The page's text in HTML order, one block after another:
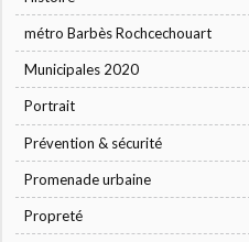
métro Barbès Rochcechouart
Municipales 2020
Portrait
Prévention & sécurité
Promenade urbaine
Propreté